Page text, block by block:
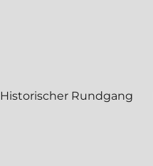
Historischer Rundgang